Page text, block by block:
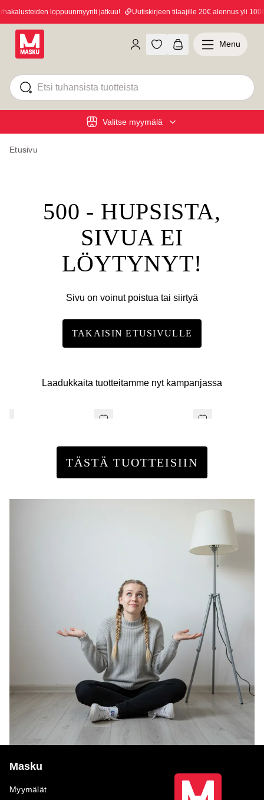
loppuunmyynti jatkuu! Uutiskirjeen tilaajille 20€ alennus yli 100€
Valitse myymälä
Menu
Etusivu
500 - HUPSISTA,
SIVUA EI
LÖYTYNYT!
Sivu on voinut poistua tai siirtyä
TAKAISIN ETUSIVULLE
Laadukkaita tuotteitamme nyt kampanjassa
TÄSTÄ TUOTTEISIIN
Masku
Myymälät